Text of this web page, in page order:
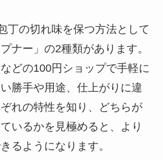
丁の切れ味を保つ方法として
ナー」の2種類があります。
どの100円ショップで手軽に
勝手や用途、仕上がりに違
れの特性を知り、どちらが
いるかを見極めると、より
るようになります。